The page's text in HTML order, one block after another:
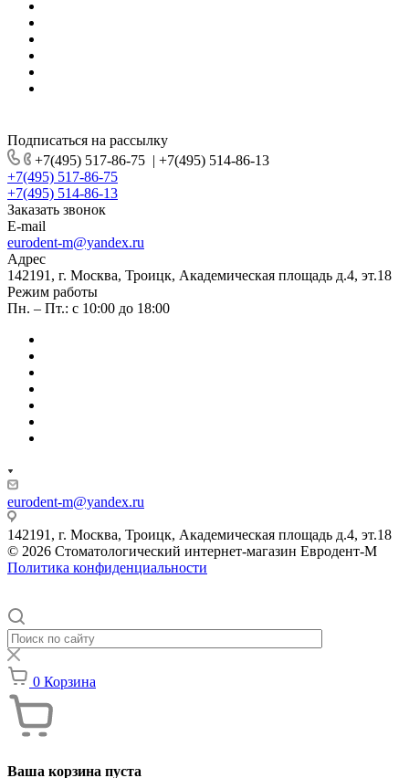
Подписаться на рассылку
+7(495) 517-86-75 | +7(495) 514-86-13
+7(495) 517-86-75
+7(495) 514-86-13
Заказать звонок
E-mail
eurodent-m@yandex.ru
Адрес
142191, г. Москва, Троицк, Академическая площадь д.4, эт.18
Режим работы
Пн. – Пт.: с 10:00 до 18:00
eurodent-m@yandex.ru
142191, г. Москва, Троицк, Академическая площадь д.4, эт.18
© 2026 Стоматологический интернет-магазин Евродент-М
Политика конфиденциальности
0 Корзина
Ваша корзина пуста